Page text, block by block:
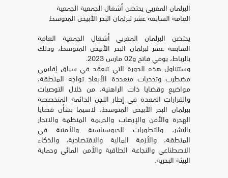
البرلمان المغربي يحتضن أشغال الجمعية الجمعية
العامة السابعة عشر لبرلمان البحر الأبيض المتوسط
يحتضن البرلمان المغربي أشغال الجمعية العامة
السابعة عشر لبرلمان البحر الأبيض المتوسط، وذلك
بالرباط، يومي فاتح و02 مارس 2023.
وستتناول هذه الدورة التي تنعقد في سياق إقليمي
مضطرب وتحديات متعددة الأبعاد تواجه المنطقة،
مواضيع وقضايا ذات الراهنية، من خلال التوصيات
والقرارات المعدة في إطار اللجن الدائمة المتخصصة
ببرلمان البحر الأبيض المتوسط، لاسيما بشأن قضايا
الهجرة والأمن والإرهاب والجريمة المنظمة والاتجار
بالبشر، والتطورات الجيوسياسية والأمنية في
المنطقة، والأزمة المالية والاقتصادية، والذكاء
الاصطناعي والنجاعة الطاقية والأمن المائي وحماية
البيئة البحرية.